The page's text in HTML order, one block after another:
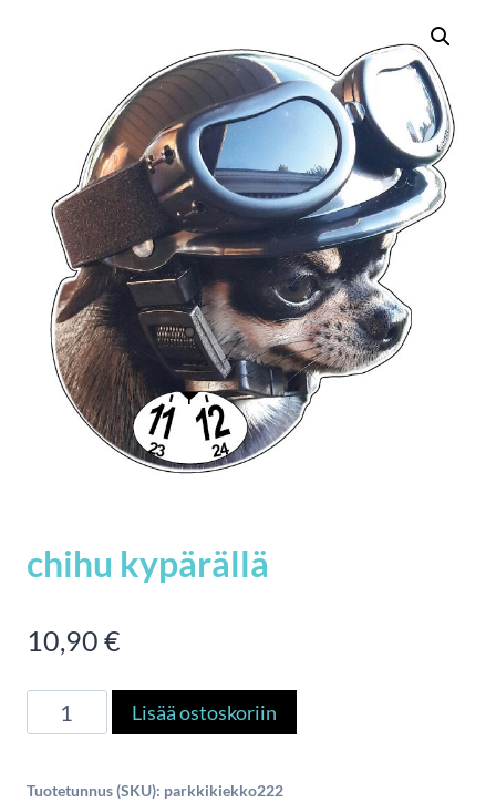
chihu kypärällä
10,90 €
chihu
kypärällä
Lisää ostoskoriin
Tuotetunnus (SKU): parkkikiekko222